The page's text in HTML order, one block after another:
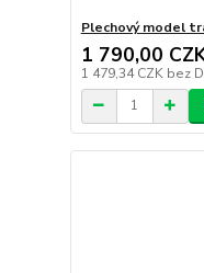
Plechový model
1 790,00
1 479,34 CZK bez